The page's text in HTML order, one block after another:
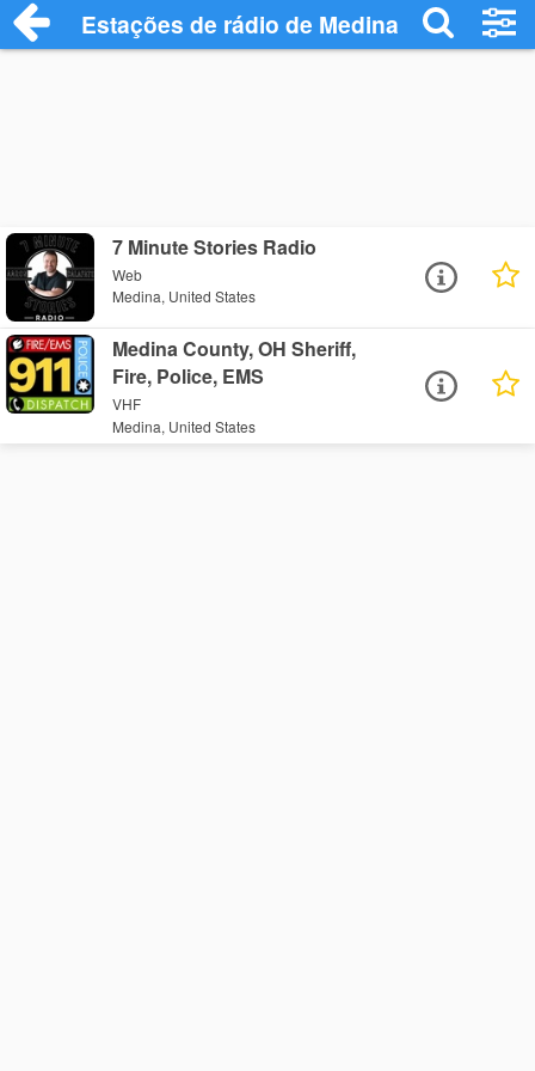
Estações de rádio de Medina - Ouça
7 Minute Stories Radio
Web
Medina, United States
Medina County, OH Sheriff,
Fire, Police, EMS
VHF
Medina, United States